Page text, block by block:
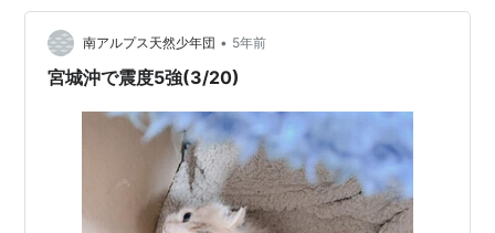
南アルプス天然少年団 • 5年前
宮城沖で震度5強(3/20)